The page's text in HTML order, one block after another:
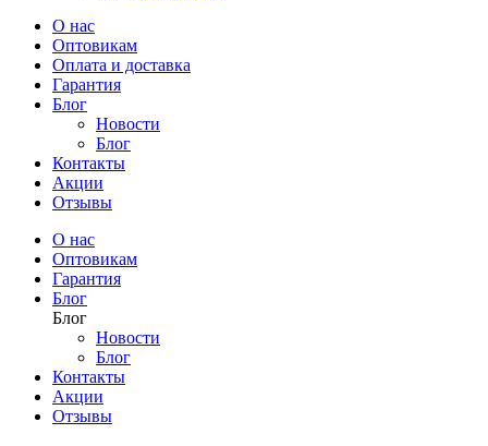
О нас
Оптовикам
Оплата и доставка
Гарантия
Блог
Новости
Блог
Контакты
Акции
Отзывы
О нас
Оптовикам
Гарантия
Блог
Блог
Новости
Блог
Контакты
Акции
Отзывы